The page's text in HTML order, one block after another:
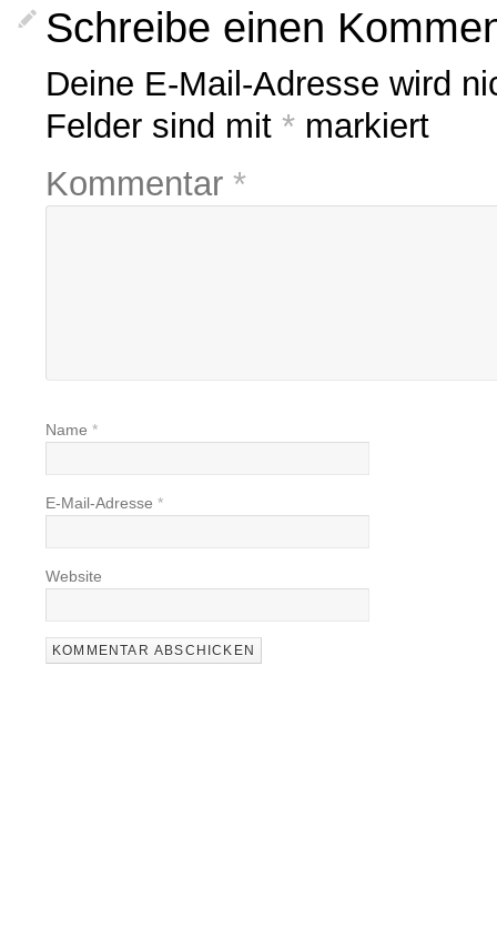
Schreibe einen
Deine E-Mail-Adresse wird
Felder sind mit * markiert
Kommentar *
Name *
E-Mail-Adresse *
Website